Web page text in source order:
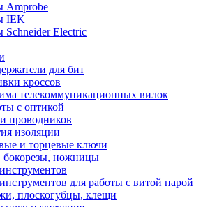
Amprobe
IEK
Electric
для бит
кроссов
телекоммуникационных вилок
с оптикой
проводников
изоляции
и торцевые ключи
бокорезы, ножницы
для работы с витой парой
плоскогубцы, клещи